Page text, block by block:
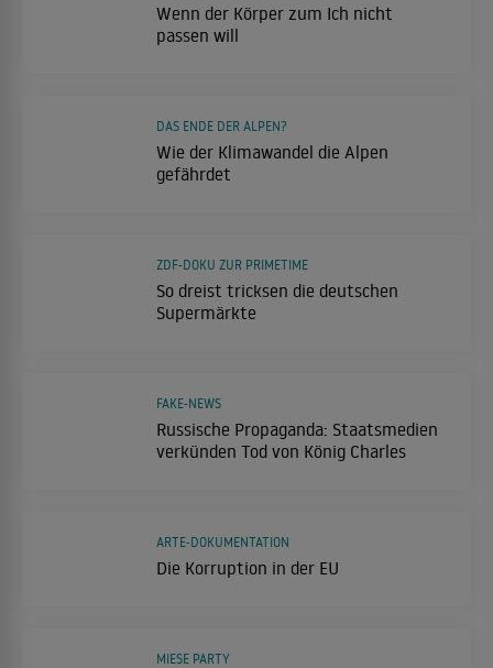
Wenn der Körper zum Ich nicht
passen will
Wie der Klimawandel die Alpen
gefährdet
DAS ENDE DER ALPEN?
So dreist tricksen die deutschen
Supermärkte
ZDF-DOKU ZUR PRIMETIME
Russische Propaganda: Staatsmedien
verkünden Tod von König Charles
FAKE-NEWS
Die Korruption in der EU
ARTE-DOKUMENTATION
MIESE PARTY